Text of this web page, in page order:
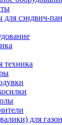
для сэндвич-
техника
для